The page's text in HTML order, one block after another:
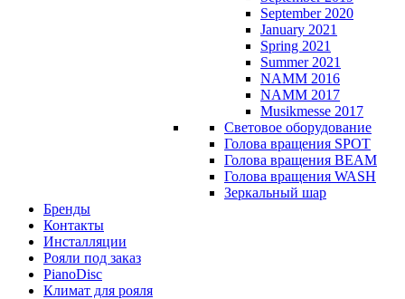
September 2020
January 2021
Spring 2021
Summer 2021
NAMM 2016
NAMM 2017
Musikmesse 2017
Световое оборудование
Голова вращения SPOT
Голова вращения BEAM
Голова вращения WASH
Зеркальный шар
Бренды
Контакты
Инсталляции
Рояли под заказ
PianoDisc
Климат для рояля